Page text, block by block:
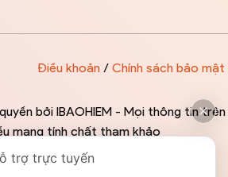
bởi IBAOHIEM - Mọi thông tin trên
mang tính chất tham khảo
Điều khoản/ Chính sách bảo mật
trợ trực tuyến